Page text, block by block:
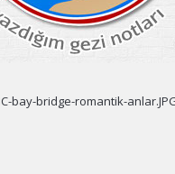
bay-bridge-romantik-